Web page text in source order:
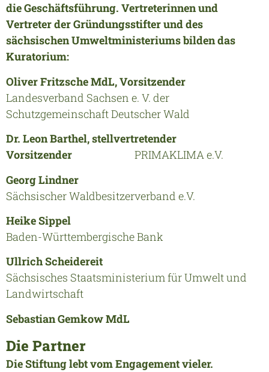
die Geschäftsführung. Vertreterinnen und
Vertreter der Gründungsstifter und des
sächsischen Umweltministeriums bilden das
Kuratorium:
Oliver Fritzsche MdL, Vorsitzender
Landesverband Sachsen e. V. der
Schutzgemeinschaft Deutscher Wald
Dr. Leon Barthel, stellvertretender
Vorsitzender PRIMAKLIMA e.V.
Georg Lindner
Sächsischer Waldbesitzerverband e.V.
Heike Sippel
Baden-Württembergische Bank
Ullrich Scheidereit
Sächsisches Staatsministerium für Umwelt und
Landwirtschaft
Sebastian Gemkow MdL
Die Partner
Die Stiftung lebt vom Engagement vieler.